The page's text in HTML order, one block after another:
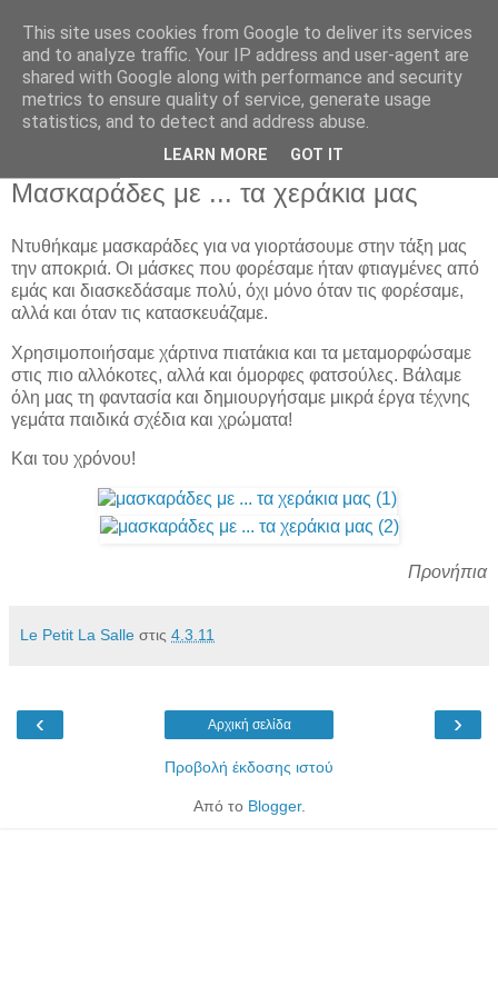
Παιδικός Σταθμός-
Νηπιαγωγείο "ΔΕΛΑΣΑΛ"
Μασκαράδες με ... τα χεράκια μας
Ντυθήκαμε μασκαράδες για να γιορτάσουμε στην τάξη μας
την αποκριά. Οι μάσκες που φορέσαμε ήταν φτιαγμένες από
εμάς και διασκεδάσαμε πολύ, όχι μόνο όταν τις φορέσαμε,
αλλά και όταν τις κατασκευάζαμε.
Χρησιμοποιήσαμε χάρτινα πιατάκια και τα μεταμορφώσαμε
στις πιο αλλόκοτες, αλλά και όμορφες φατσούλες. Βάλαμε
όλη μας τη φαντασία και δημιουργήσαμε μικρά έργα τέχνης
γεμάτα παιδικά σχέδια και χρώματα!
Και του χρόνου!
Προνήπια
Le Petit La Salle στις 4.3.11
‹ ›
Αρχική σελίδα
Προβολή έκδοσης ιστού
Από το Blogger.
This site uses cookies from Google to deliver its services
and to analyze traffic. Your IP address and user-agent are
shared with Google along with performance and security
metrics to ensure quality of service, generate usage
statistics, and to detect and address abuse.
LEARN MORE GOT IT